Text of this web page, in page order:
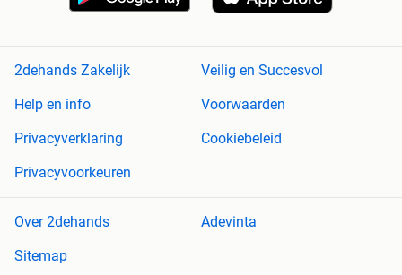
2dehands Zakelijk
Veilig en Succesvol
Help en info
Voorwaarden
Privacyverklaring
Cookiebeleid
Privacyvoorkeuren
Over 2dehands
Adevinta
Sitemap